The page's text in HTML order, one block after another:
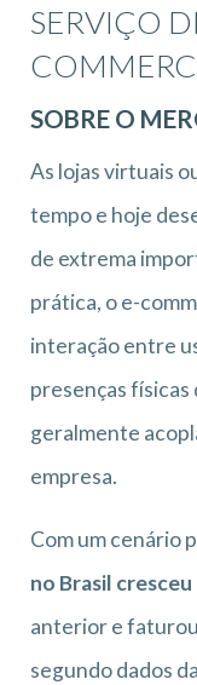
SERVIÇO
SOBRE O
As lojas virtuais
tempo e hoje
de extrema
prática, o e-
interação entre
presenças
geralmente
empresa.
Com um cenário
no Brasil cresceu
anterior e
segundo dados